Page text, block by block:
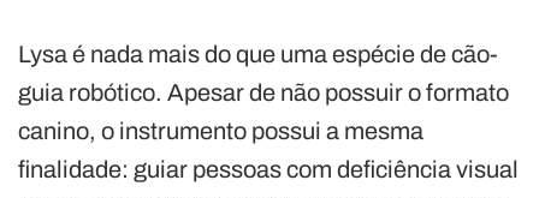
Lysa é nada mais do que uma espécie de cão-
guia robótico. Apesar de não possuir o formato
canino, o instrumento possui a mesma
finalidade: guiar pessoas com deficiência visual